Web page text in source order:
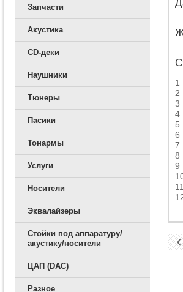
Запчасти
Акустика
CD-деки
Наушники
Тюнеры
Пасики
Тонармы
Услуги
Носители
Эквалайзеры
Стойки под аппаратуру/
акустику/носители
ЦАП (DAC)
Разное
1
2
3
4
5
6
7
8
9
11